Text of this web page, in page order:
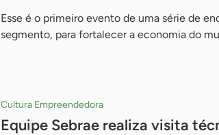
Esse é o primeiro evento de uma série de
segmento, para fortalecer a economia do
Cultura Empreendedora
Equipe Sebrae realiza visita